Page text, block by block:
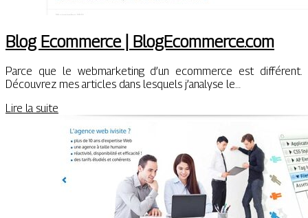
Blog Ecommerce | BlogEcommerce.com
Parce que le webmarketing d’un ecommerce est différent.
Découvrez mes articles dans lesquels j’analyse le…
Lire la suite